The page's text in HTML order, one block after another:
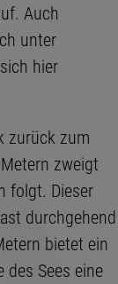
Auch
unter
hier
zurück zum
zweigt
folgt. Dieser
durchgehend
bietet ein
des Sees eine